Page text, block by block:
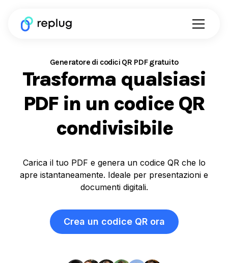
Generatore di codici QR PDF gratuito
Trasforma qualsiasi
PDF in un codice QR
condivisibile
Carica il tuo PDF e genera un codice QR che lo
apre istantaneamente. Ideale per presentazioni e
documenti digitali.
Crea un codice QR ora